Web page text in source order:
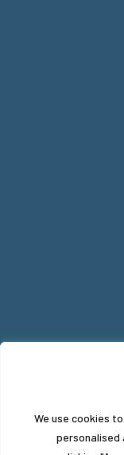
We use cookies
personalised